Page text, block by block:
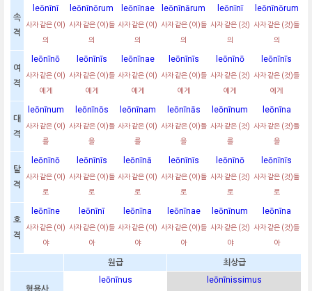
속
격
leōnīnī
사자 같은 (이)
의
leōnīnōrum
사자 같은 (이)들
의
leōnīnae
사자 같은 (이)
의
leōnīnārum
사자 같은 (이)들
의
leōnīnī
사자 같은 (것)
의
leōnīnōrum
사자 같은 (것)들
의
여
격
leōnīnō
사자 같은 (이)
에게
leōnīnīs
사자 같은 (이)들
에게
leōnīnae
사자 같은 (이)
에게
leōnīnīs
사자 같은 (이)들
에게
leōnīnō
사자 같은 (것)
에게
leōnīnīs
사자 같은 (것)들
에게
대
격
leōnīnum
사자 같은 (이)
를
leōnīnōs
사자 같은 (이)들
을
leōnīnam
사자 같은 (이)
를
leōnīnās
사자 같은 (이)들
을
leōnīnum
사자 같은 (것)
를
leōnīna
사자 같은 (것)들
을
탈
격
leōnīnō
사자 같은 (이)
로
leōnīnīs
사자 같은 (이)들
로
leōnīnā
사자 같은 (이)
로
leōnīnīs
사자 같은 (이)들
로
leōnīnō
사자 같은 (것)
로
leōnīnīs
사자 같은 (것)들
로
호
격
leōnīne
사자 같은 (이)
야
leōnīnī
사자 같은 (이)들
아
leōnīna
사자 같은 (이)
야
leōnīnae
사자 같은 (이)들
아
leōnīnum
사자 같은 (것)
야
leōnīna
사자 같은 (것)들
아
원급 최상급
형용사
leōnīnus leōnīnissimus